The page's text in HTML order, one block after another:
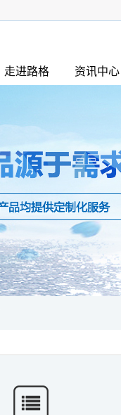
走进路格 资讯中心